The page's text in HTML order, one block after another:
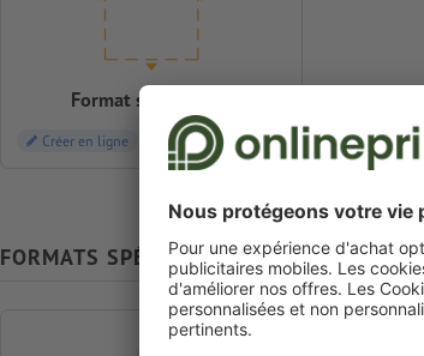
Format sur-mesure
Créer en ligne
FORMATS SPÉCIAUX